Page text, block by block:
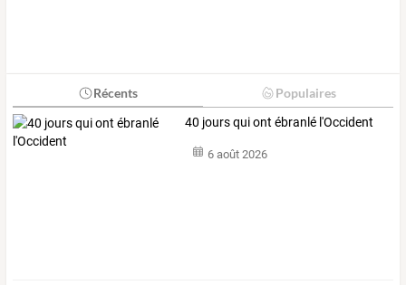
Récents Populaires
40 jours qui ont ébranlé l'Occident
6 août 2026